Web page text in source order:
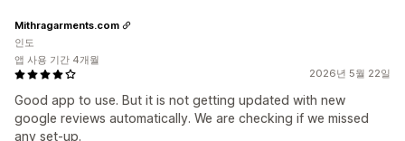
2026년 5월 22일
Good app to use. But it is not getting updated with new
google reviews automatically. We are checking if we missed
any set-up.
Mithragarments.com
인도
앱 사용 기간 4개월